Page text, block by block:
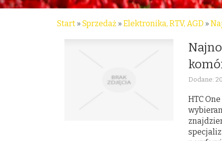
Start » Sprzedaż » Elektronika, RTV, AGD »
Dodane:
HTC